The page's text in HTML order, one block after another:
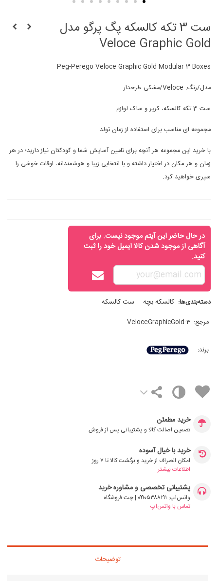
ست 3 تکه کالسکه پگ پرگو مدل
Veloce Graphic Gold
Peg-Perego Veloce Graphic Gold Modular 3 Boxes
مدل/رنگ: Veloce/مشکی طرحدار
ست 3 تکه کالسکه، کریر و ساک لوازم
مجموعه ای مناسب برای استفاده از زمان تولد
با خرید این مجموعه هر آنچه برای تامین آسایش شما و کودکتان نیاز دارید؛ در هر
زمان و هر مکان در اختیار داشته و با انتخابی زیبا و هوشمندانه، اوقات خوشی را
سپری خواهید کرد.
در حال حاضر این آیتم موجود نیست. برای
آگاهی از موجود شدن کالا ایمیل خود را ثبت
کنید.
دسته‌بندی‌ها: کالسکه بچه ست کالسکه
مرجع: VeloceGraphicGold-3
برند:
خرید مطمئن
تضمین اصالت کالا و پشتیبانی پس از فروش
خرید با خیال آسوده
امکان انصراف از خرید و برگشت کالا تا ۷ روز
اطلاعات بیشتر
پشتیبانی تخصصی و مشاوره خرید
واتس‌اپ: ۰۹۹۰۵۳۸۸۱۹۱ | چت فروشگاه
تماس با واتس‌اپ
توضیحات